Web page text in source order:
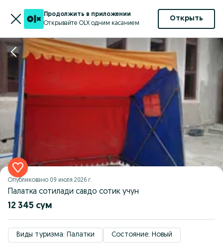
Продолжить в приложении
Открывайте OLX одним касанием
Открыть
Опубликовано 09 июля 2026 г.
Палатка сотилади савдо сотик учун
12 345 сум
Виды туризма: Палатки Состояние: Новый